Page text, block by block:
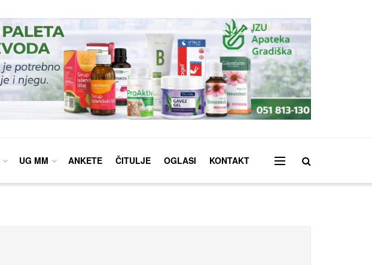
UG MM ANKETE ČITULJE OGLASI KONTAKT